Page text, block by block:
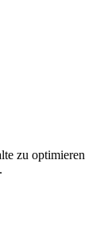
zu optimieren